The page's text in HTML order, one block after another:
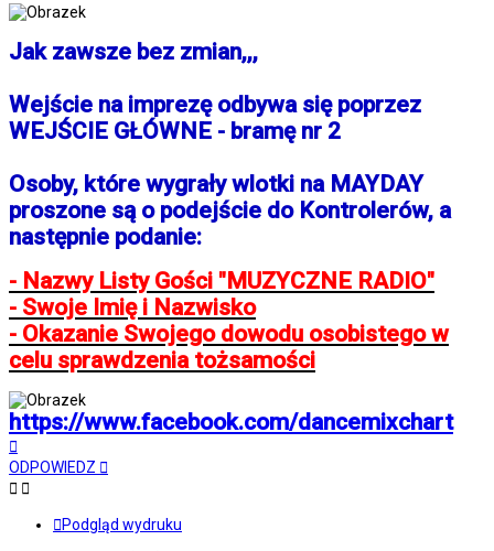
Jak zawsze bez zmian,,,
Wejście na imprezę odbywa się poprzez
WEJŚCIE GŁÓWNE - bramę nr 2
Osoby, które wygrały wlotki na MAYDAY
proszone są o podejście do Kontrolerów, a
następnie podanie:
- Nazwy Listy Gości "MUZYCZNE RADIO"
- Swoje Imię i Nazwisko
- Okazanie Swojego dowodu osobistego w
celu sprawdzenia tożsamości
https://www.facebook.com/dancemixchart
górę
ODPOWIEDZ
Podgląd wydruku